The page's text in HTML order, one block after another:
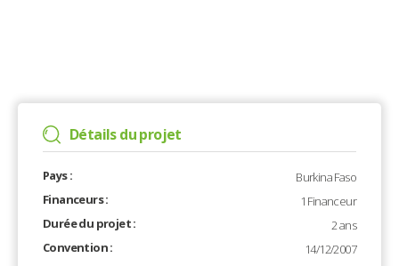
Détails du projet
Pays :
Burkina Faso
Financeurs :
1 Financeur
Durée du projet :
2 ans
Convention :
14/12/2007